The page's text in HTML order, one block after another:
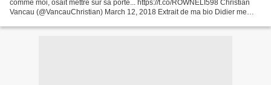
comme moi, osait mettre sur sa porte... https://t.co/ROWNELI598 Christian
Vancau (@VancauChristian) March 12, 2018 Extrait de ma bio Didier me